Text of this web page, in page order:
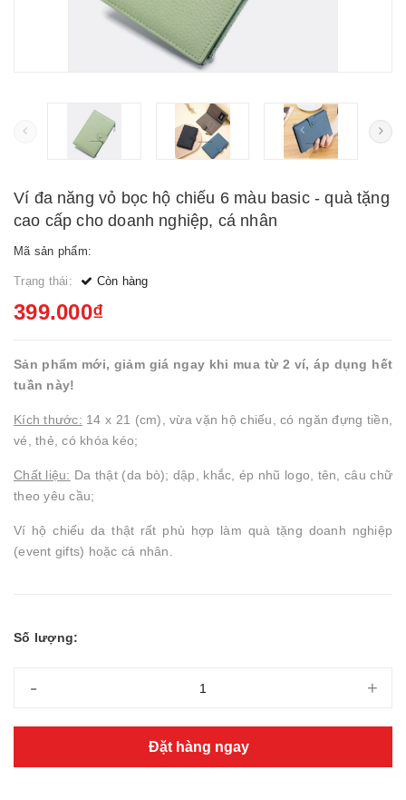
Ví đa năng vỏ bọc hộ chiếu 6 màu basic - quà tặng
cao cấp cho doanh nghiệp, cá nhân
Mã sản phẩm:
Trạng thái: Còn hàng
399.000₫
Sản phẩm mới, giảm giá ngay khi mua từ 2 ví, áp dụng hết
tuần này!
Kích thước: 14 x 21 (cm), vừa vặn hộ chiếu, có ngăn đựng tiền,
vé, thẻ, có khóa kéo;
Chất liệu: Da thật (da bò); dập, khắc, ép nhũ logo, tên, câu chữ
theo yêu cầu;
Ví hộ chiếu da thật rất phù hợp làm quà tặng doanh nghiệp
(event gifts) hoặc cá nhân.
Số lượng:
- +
Đặt hàng ngay